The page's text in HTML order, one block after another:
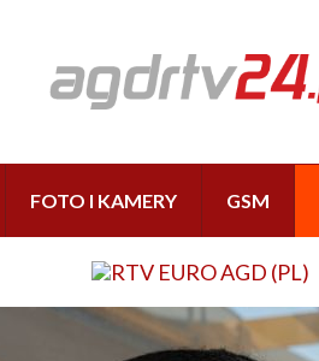
FOTO I KAMERY GSM